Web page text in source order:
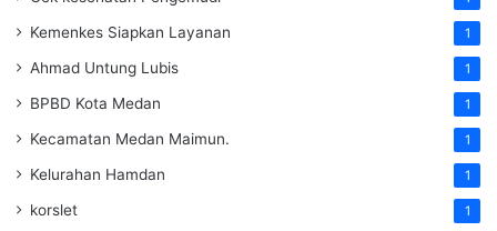
Kemenkes Siapkan Layanan 1
Ahmad Untung Lubis 1
BPBD Kota Medan 1
Kecamatan Medan Maimun. 1
Kelurahan Hamdan 1
korslet 1